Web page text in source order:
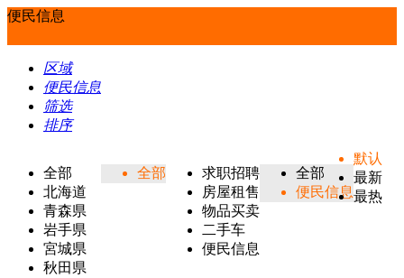
便民信息
区域
便民信息
筛选
排序
全部
北海道
青森県
岩手県
宮城県
秋田県
全部
求职招聘
房屋租售
物品买卖
二手车
便民信息
全部
便民信息
默认
最新
最热